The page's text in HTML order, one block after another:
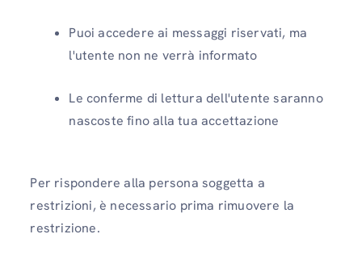
Puoi accedere ai messaggi riservati, ma
l'utente non ne verrà informato
Le conferme di lettura dell'utente saranno
nascoste fino alla tua accettazione
Per rispondere alla persona soggetta a
restrizioni, è necessario prima rimuovere la
restrizione.